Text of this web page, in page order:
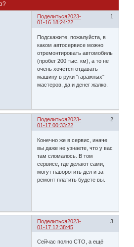
Поделиться 1
2023-
01-16 18:24:22
Подскажите, пожалуйста, в
каком автосервисе можно
отремонтировать автомобиль
(пробег 200 тыс. км), а то не
очень хочется отдавать
машину в руки "гаражных"
мастеров, да и денег жалко.
Поделиться 2
2023-
01-17 00:33:22
Конечно же в сервис, иначе
вы даже не узнаете, что у вас
там сломалось. В том
сервисе, где делают сами,
могут наворотить дел и за
ремонт платить будете вы.
Поделиться 3
2023-
01-17 12:38:45
Сейчас полно СТО, а ещё